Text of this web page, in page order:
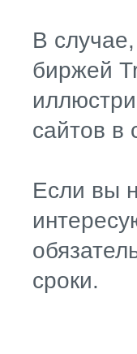
В
биржей
сайтов в
Если вы
сроки.